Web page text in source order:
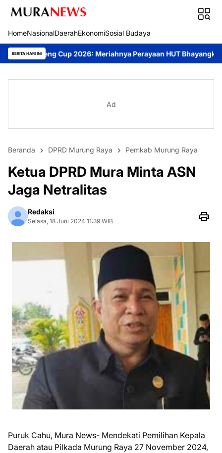
HomeNasionalDaerahEkonomiSosial Budaya
BERITA HARI INI
Meriahnya Perayaan HUT Bhayangkara ke-80 di Palangka
Ad
Beranda DPRD Murung Raya Pemkab Murung Raya
Ketua DPRD Mura Minta ASN
Jaga Netralitas
Redaksi
Selasa, 18 Juni 2024 11:39 WIB
Puruk Cahu, Mura News- Mendekati Pemilihan Kepala
Daerah atau Pilkada Murung Raya 27 November 2024,